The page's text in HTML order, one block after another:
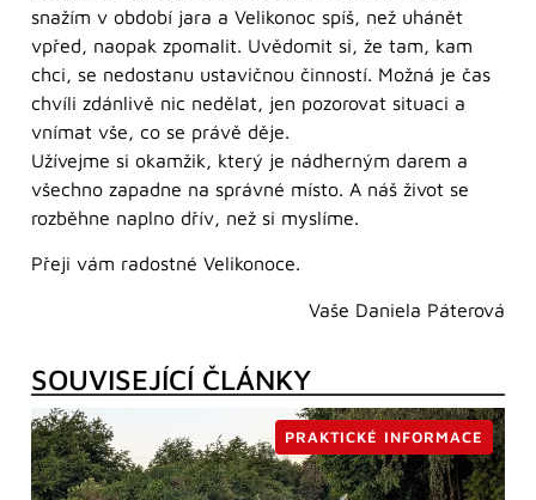
snažím v období jara a Velikonoc spíš, než uhánět
vpřed, naopak zpomalit. Uvědomit si, že tam, kam
chci, se nedostanu ustavičnou činností. Možná je čas
chvíli zdánlivě nic nedělat, jen pozorovat situaci a
vnímat vše, co se právě děje.
Užívejme si okamžik, který je nádherným darem a
všechno zapadne na správné místo. A náš život se
rozběhne naplno dřív, než si myslíme.
Přeji vám radostné Velikonoce.
Vaše Daniela Páterová
SOUVISEJÍCÍ ČLÁNKY
PRAKTICKÉ INFORMACE